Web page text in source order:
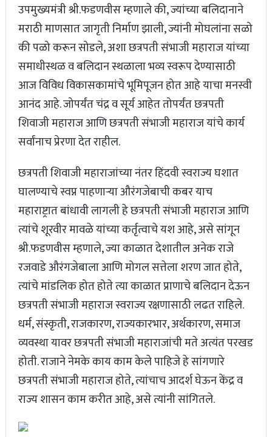
उपमुख्यमंत्री श्री.फडणवीस म्हणाले की, ज्यांच्या बलिदानाने
मराठी माणसात जागृती निर्माण झाली, ज्यांनी मोघलांना सळो
की पळो करून सोडले, अशा छत्रपती संभाजी महाराज यांच्या
समाधीस्थळ व बलिदान स्थळाला भव्य स्वरूप देण्यासाठी
आज विविध विकासकामांचे भूमिपूजन होत आहे याचा मनस्वी
आनंद आहे. जोपर्यंत चंद्र व सूर्य आहेत तोपर्यंत छत्रपती
शिवाजी महाराज आणि छत्रपती संभाजी महाराज यांचे कार्य
सर्वांनाच प्रेरणा देत राहील.
छत्रपती शिवाजी महाराजांच्या नंतर हिंदवी स्वराज्य घशात
घालण्याचे स्वप्न पाहणाऱ्या औरंगजेबाची कबर याच
महाराष्ट्रात बांधावी लागली हे छत्रपती संभाजी महाराज आणि
त्यांचे शूरवीर मावळे यांच्या कर्तृत्वाचे यश आहे, असे सांगून
श्री.फडणवीस म्हणाले, ज्या काळात देशातील अनेक राजे
रजवाडे औरंगजेबाला आणि मोगल सत्तेला शरण जात होते,
त्यांचे मांडलिक होत होते त्या काळात प्राणाचे बलिदान देऊन
छत्रपती संभाजी महाराज स्वराज्य रक्षणासाठी लढत राहिले.
धर्म, संस्कृती, राजकारण, राज्यकारभार, अर्थकारण, समाज
व्यवस्था यावर छत्रपती संभाजी महाराजांची मते अत्यंत परखड
होती. राजाने नेमके काय काम केले पाहिजे हे सांगणारे
छत्रपती संभाजी महाराज होते, त्यांचाच आदर्श घेऊन केंद्र व
राज्य शासन काम करीत आहे, असे त्यांनी सांगितले.